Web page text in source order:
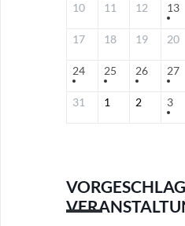
10 11 12 13
17 18 19 20
24 25 26 27
31 1 2 3